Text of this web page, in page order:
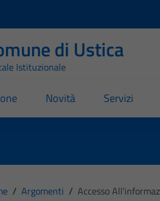
di Ustica
Istituzionale
Novità Servizi
/ Argomenti / Accesso